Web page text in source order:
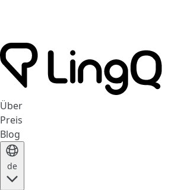
Über
Preis
Blog
de